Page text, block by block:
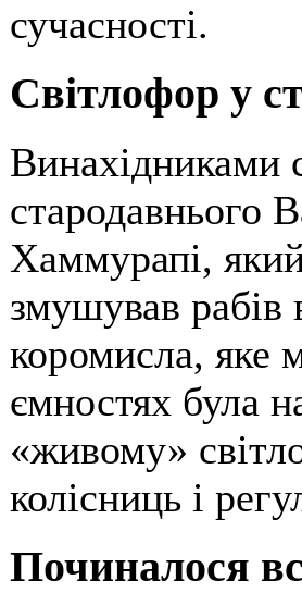
сучасності.
Світлофор у
Винахідниками
стародавнього
Хаммурапі,
змушував рабів
коромисла, яке
ємностях була
«живому»
колісниць і
Починалося